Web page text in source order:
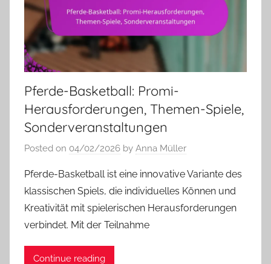
Pferde-Basketball: Promi-
Herausforderungen, Themen-Spiele,
Sonderveranstaltungen
Posted on 04/02/2026 by Anna Müller
Pferde-Basketball ist eine innovative Variante des
klassischen Spiels, die individuelles Können und
Kreativität mit spielerischen Herausforderungen
verbindet. Mit der Teilnahme
Continue reading